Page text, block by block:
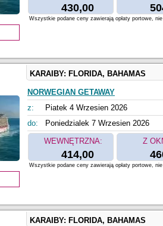
430,00
Wszystkie podane ceny zawierają opłaty portowe,
KARAIBY: FLORIDA, BAHAMAS
NORWEGIAN GETAWAY
z:
Piatek 4 Wrzesien 2026
do:
Poniedzialek 7 Wrzesien 2026
WEWNĘTRZNA:
414,00
Z
Wszystkie podane ceny zawierają opłaty portowe,
KARAIBY: FLORIDA, BAHAMAS